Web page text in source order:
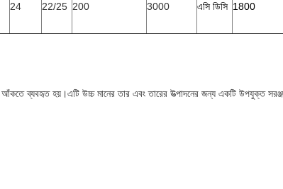
24 22/25 200 3000 এসি ডিসি 1800
ব্যবহৃত হয়।এটি উচ্চ মানের তার এবং তারের উত্পাদনের জন্য একটি উপযুক্ত